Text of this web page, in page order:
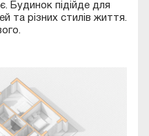
Будинок підійде для
та різних стилів життя.